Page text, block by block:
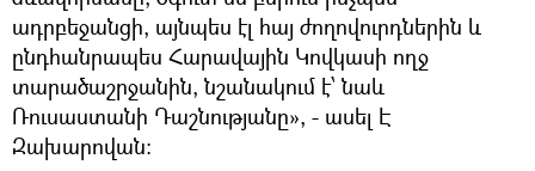
ադրբեջանցի, այնպես էլ հայ ժողովուրդներին և
ընդհանրապես Հարավային Կովկասի ողջ
տարածաշրջանին, նշանակում է՝ նաև
Ռուսաստանի Դաշնությանը», - ասել Է
Զախարովան: